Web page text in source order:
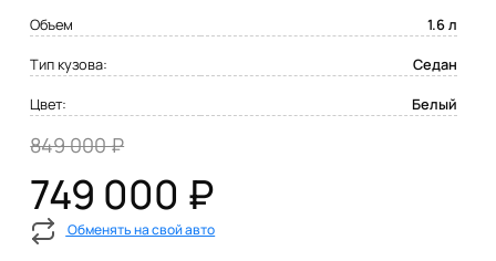
Объем
1.6 л
Тип кузова:
Седан
Цвет:
Белый
849 000 ₽
749 000 ₽
Обменять на свой авто